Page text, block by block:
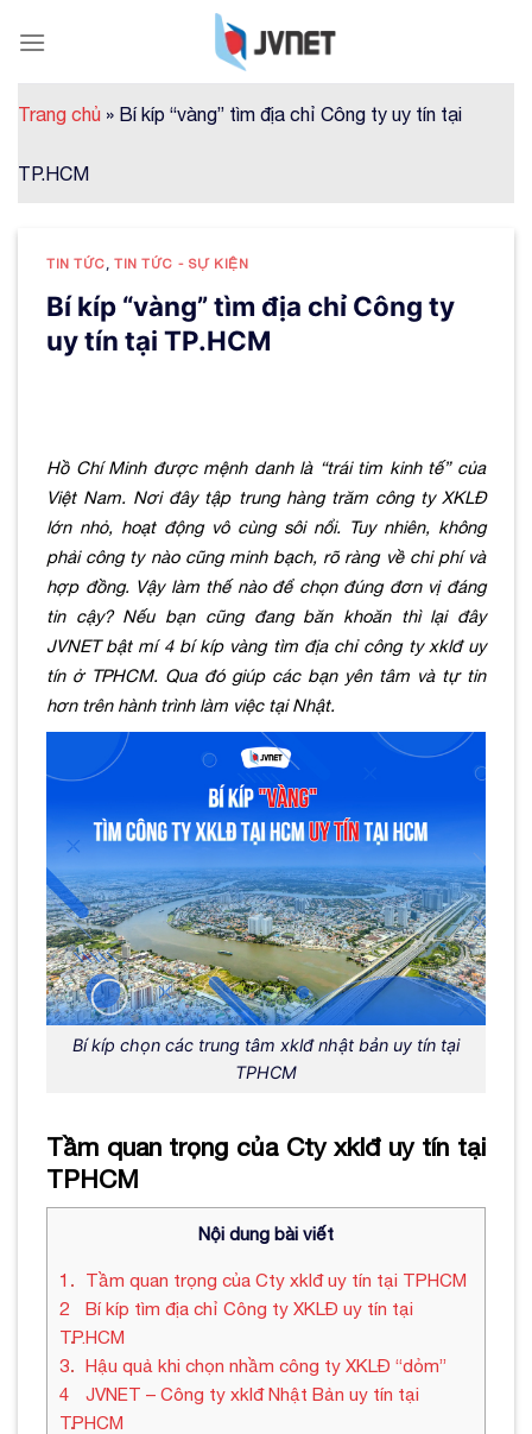
Trang chủ » Bí kíp “vàng” tìm địa chỉ Công ty uy tín tại
TP.HCM
TIN TỨC ,TIN TỨC - SỰ KIỆN
Bí kíp “vàng” tìm địa chỉ Công ty
uy tín tại TP.HCM
Hồ Chí Minh được mệnh danh là “trái tim kinh tế” của
Việt Nam. Nơi đây tập trung hàng trăm công ty XKLĐ
lớn nhỏ, hoạt động vô cùng sôi nổi. Tuy nhiên, không
phải công ty nào cũng minh bạch, rõ ràng về chi phí và
hợp đồng. Vậy làm thế nào để chọn đúng đơn vị đáng
tin cậy? Nếu bạn cũng đang băn khoăn thì lại đây
JVNET bật mí 4 bí kíp vàng tìm địa chỉ công ty xklđ uy
tín ở TPHCM. Qua đó giúp các bạn yên tâm và tự tin
hơn trên hành trình làm việc tại Nhật.
Bí kíp chọn các trung tâm xklđ nhật bản uy tín tại
TPHCM
Tầm quan trọng của Cty xklđ uy tín tại
TPHCM
Nội dung bài viết
1
Tầm quan trọng của Cty xklđ uy tín tại TPHCM
2
Bí kíp tìm địa chỉ Công ty XKLĐ uy tín tại
TP.HCM
3
Hậu quả khi chọn nhầm công ty XKLĐ “dỏm”
4
JVNET – Công ty xklđ Nhật Bản uy tín tại
TPHCM